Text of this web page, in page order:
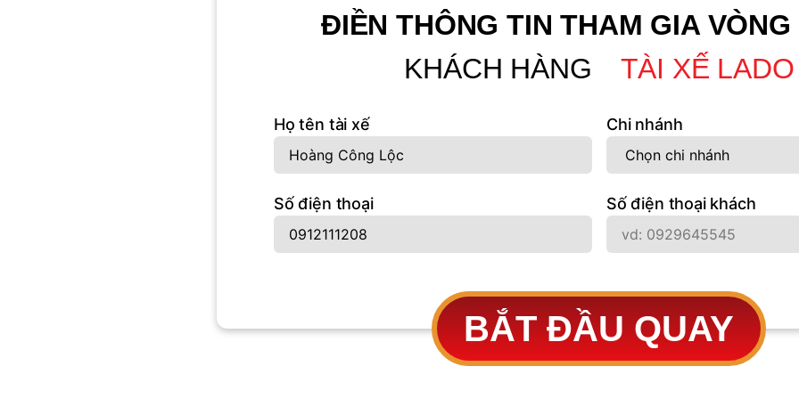
ĐIỀN THÔNG TIN THAM GIA VÒNG
KHÁCH HÀNG
TÀI XẾ LADO
Họ tên tài xế Chi nhánh
Số điện thoại Số điện thoại khách
BẮT ĐẦU QUAY